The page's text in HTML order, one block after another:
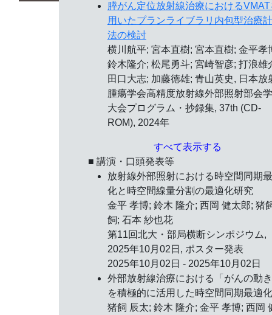
膵がん定位放射線治療におけるVMAT
用いたプランライブラリ内包型治療
法の検討
横川航平; 宮本直樹; 宮本直樹; 金平孝
鈴木隆介; 松尾勇斗; 宮崎智彦; 打浪雄
田口大志; 加藤徳雄; 青山英史, 日本放
腫瘍学会高精度放射線外部照射部会
大会プログラム・抄録集, 37th (CD-
ROM), 2024年
すべて表示する
■ 講演・口頭発表等
放射線外部照射における時空間同期
化と時空間線量分割の最適化研究
金平 孝博; 鈴木 隆介; 西岡 健太郎; 猪
飼; 石本 紗也花
第11回北大・部局横断シンポジウム,
2025年10月02日 , ポスター発表
2025年10月02日 - 2025年10月02日
外部放射線治療における「がんの動
を積極的に活用した時空間同期最適化
猪飼 辰太; 鈴木 隆介; 金平 孝博; 西岡